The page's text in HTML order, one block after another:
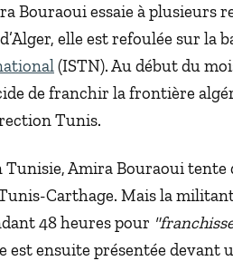
Bouraoui essaie à plusieurs
elle est refoulée sur la
(ISTN). Au début du
de franchir la frontière
Tunis.
Amira Bouraoui tente
Carthage. Mais la
48 heures pour
est ensuite présentée devant